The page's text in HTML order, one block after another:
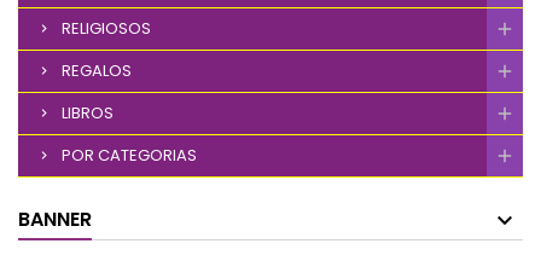
RELIGIOSOS
REGALOS
LIBROS
POR CATEGORIAS
BANNER